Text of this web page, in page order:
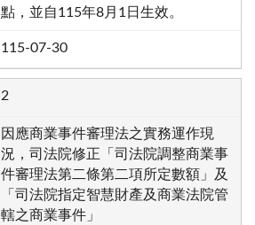
點，並自115年8月1日生效。
115-07-30
2
因應商業事件審理法之實務運作現
況，司法院修正「司法院調整商業事
件審理法第二條第二項所定數額」及
「司法院指定智慧財產及商業法院管
轄之商業事件」